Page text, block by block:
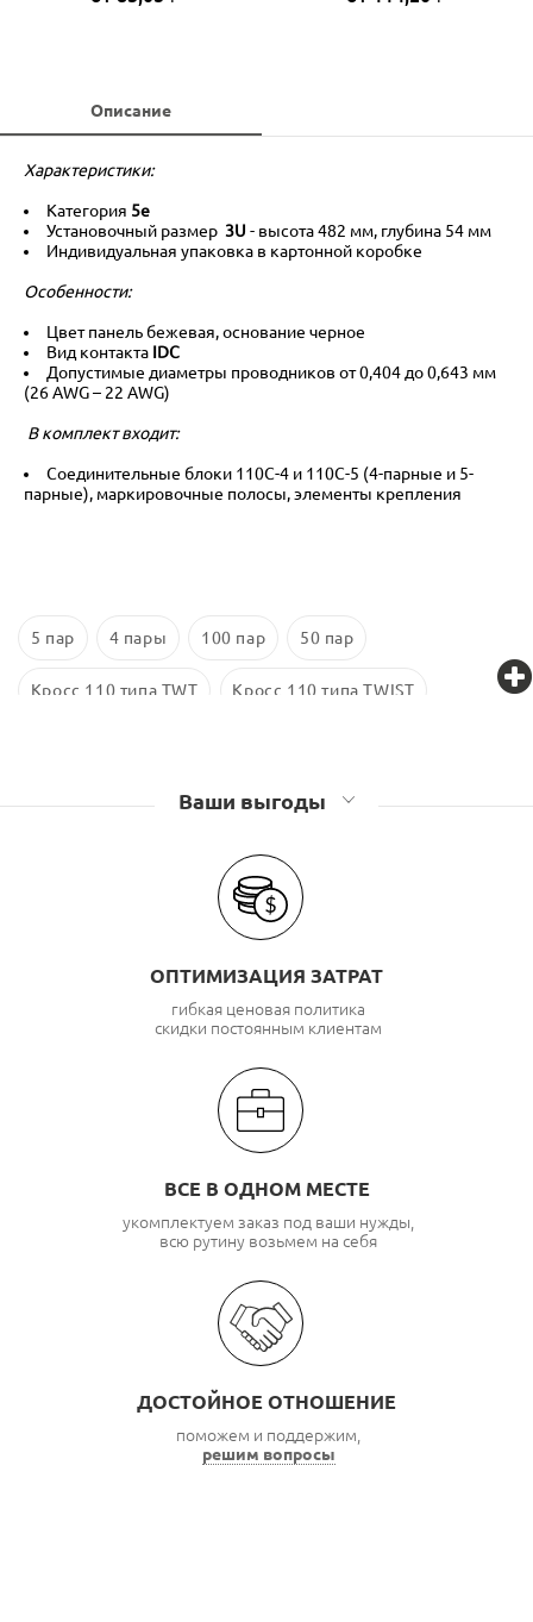
Описание
Характеристики:
Категория 5e
Установочный размер 3U - высота 482 мм, глубина 54 мм
Индивидуальная упаковка в картонной коробке
Особенности:
Цвет панель бежевая, основание черное
Вид контакта IDC
Допустимые диаметры проводников от 0,404 до 0,643 мм
(26 AWG – 22 AWG)
В комплект входит:
Соединительные блоки 110С-4 и 110С-5 (4-парные и 5-
парные), маркировочные полосы, элементы крепления
5 пар 4 пары 100 пар 50 пар
Кросс 110 типа TWT Кросс 110 типа TWIST
Ваши выгоды
ОПТИМИЗАЦИЯ ЗАТРАТ
гибкая ценовая политика
скидки постоянным клиентам
ВСЕ В ОДНОМ МЕСТЕ
укомплектуем заказ под ваши нужды,
всю рутину возьмем на себя
ДОСТОЙНОЕ ОТНОШЕНИЕ
поможем и поддержим,
решим вопросы